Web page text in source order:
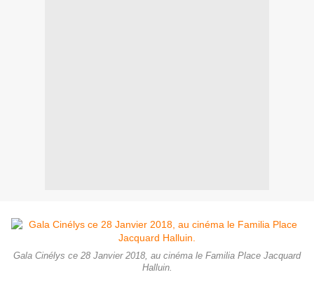
Gala Cinélys ce 28 Janvier 2018, au cinéma le Familia Place Jacquard
Halluin.